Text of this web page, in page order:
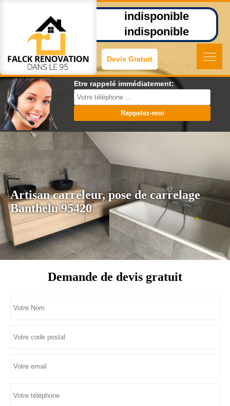
indisponible
indisponible
Devis Gratuit
Etre rappelé immédiatement:
Artisan carreleur, pose de carrelage
Banthelu 95420
Demande de devis gratuit